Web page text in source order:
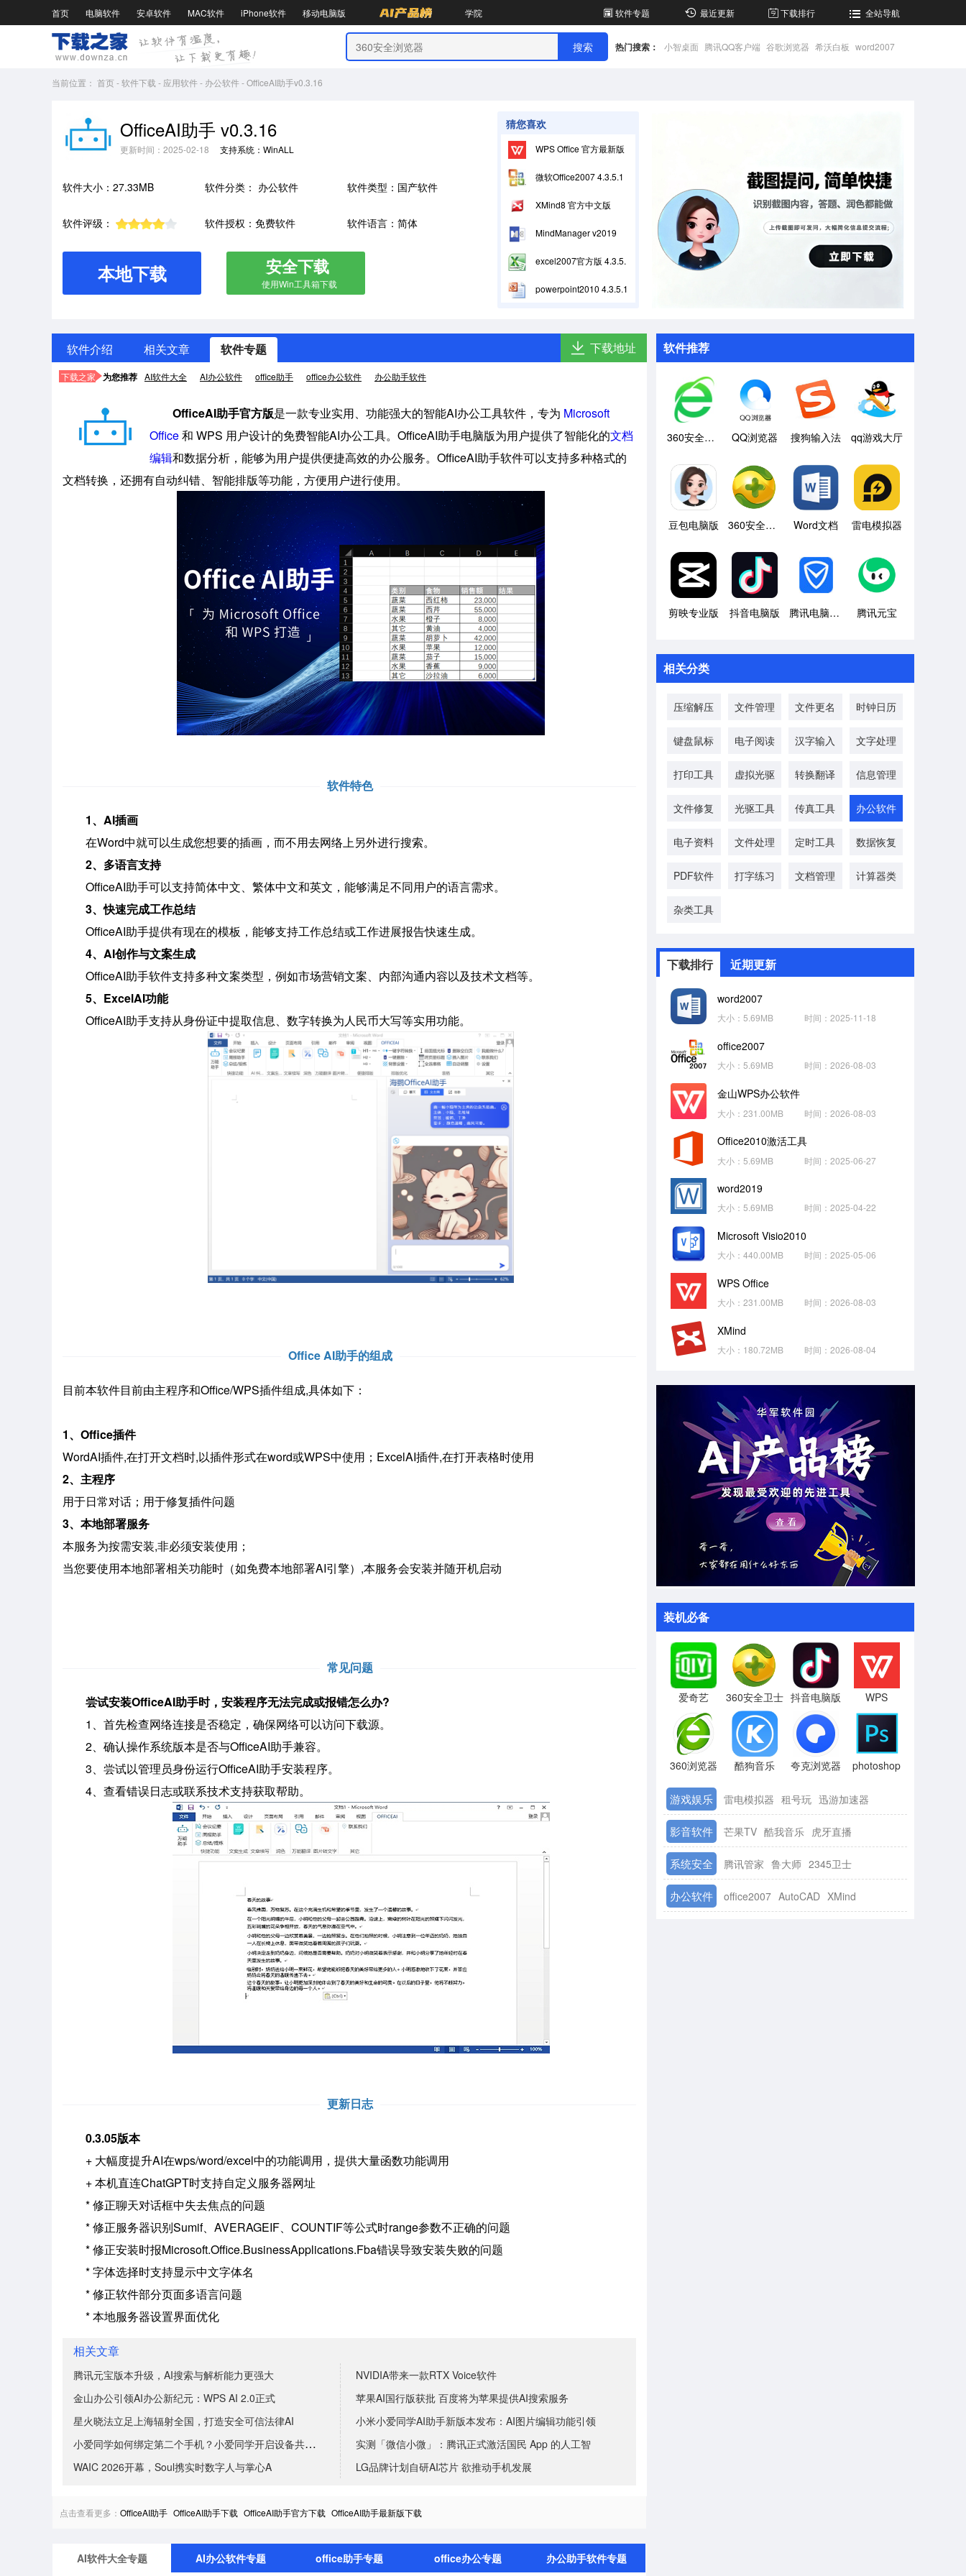
首页 电脑软件 安卓软件 MAC软件 iPhone软件 移动电脑版 学院 软件专题 最近更新 下载排行 全站导航
热门搜索： 小智桌面 腾讯QQ客户端 谷歌浏览器 希沃白板 word2007
当前位置： 首页-软件下载 - 应用软件- 办公软件-OfficeAI助手v0.3.16
OfficeAI助手 v0.3.16
更新时间：2025-02-18 支持系统：WinALL
软件大小：27.33MB 软件分类： 办公软件 软件类型：国产软件
软件评级： 软件授权：免费软件 软件语言：简体
本地下载 安全下载
使用Win工具箱下载
猜您喜欢
WPS Office 官方最新版12.1.0.28043
微软Office2007 4.3.5.10
XMind8 官方中文版
MindManager v2019
excel2007官方版 4.3.5.10
powerpoint2010 4.3.5.10
软件介绍 相关文章 软件专题 下载地址
下载之家 为您推荐 AI软件大全 AI办公软件 office助手 office办公软件 办公助手软件
OfficeAI助手官方版是一款专业实用、功能强大的智能AI办公工具软件，专为 Microsoft
Office和 WPS 用户设计的免费智能AI办公工具。OfficeAI助手电脑版为用户提供了智能化的文档
编辑和数据分析，能够为用户提供便捷高效的办公服务。OfficeAI助手软件可以支持多种格式的
文档转换，还拥有自动纠错、智能排版等功能，方便用户进行使用。
软件特色
1、AI插画
在Word中就可以生成您想要的插画，而不用去网络上另外进行搜索。
2、多语言支持
OfficeAI助手可以支持简体中文、繁体中文和英文，能够满足不同用户的语言需求。
3、快速完成工作总结
OfficeAI助手提供有现在的模板，能够支持工作总结或工作进展报告快速生成。
4、AI创作与文案生成
OfficeAI助手软件支持多种文案类型，例如市场营销文案、内部沟通内容以及技术文档等。
5、ExcelAI功能
OfficeAI助手支持从身份证中提取信息、数字转换为人民币大写等实用功能。
Office AI助手的组成
目前本软件目前由主程序和Office/WPS插件组成,具体如下：
1、Office插件
WordAI插件,在打开文档时,以插件形式在word或WPS中使用；ExcelAI插件,在打开表格时使用
2、主程序
用于日常对话；用于修复插件问题
3、本地部署服务
本服务为按需安装,非必须安装使用；
当您要使用本地部署相关功能时（如免费本地部署AI引擎）,本服务会安装并随开机启动
常见问题
尝试安装OfficeAI助手时，安装程序无法完成或报错怎么办?
1、首先检查网络连接是否稳定，确保网络可以访问下载源。
2、确认操作系统版本是否与OfficeAI助手兼容。
3、尝试以管理员身份运行OfficeAI助手安装程序。
4、查看错误日志或联系技术支持获取帮助。
更新日志
0.3.05版本
+ 大幅度提升AI在wps/word/excel中的功能调用，提供大量函数功能调用
+ 本机直连ChatGPT时支持自定义服务器网址
* 修正聊天对话框中失去焦点的问题
* 修正服务器识别Sumif、AVERAGEIF、COUNTIF等公式时range参数不正确的问题
* 修正安装时报Microsoft.Office.BusinessApplications.Fba错误导致安装失败的问题
* 字体选择时支持显示中文字体名
* 修正软件部分页面多语言问题
* 本地服务器设置界面优化
相关文章
腾讯元宝版本升级，AI搜索与解析能力更强大
NVIDIA带来一款RTX Voice软件
金山办公引领AI办公新纪元：WPS AI 2.0正式
苹果AI国行版获批 百度将为苹果提供AI搜索服务
星火晓法立足上海辐射全国，打造安全可信法律AI
小米小爱同学AI助手新版本发布：AI图片编辑功能引领
小爱同学如何绑定第二个手机？小爱同学开启设备共享方法
实测「微信小微」：腾讯正式激活国民 App 的人工智
WAIC 2026开幕，Soul携实时数字人与掌心A
LG品牌计划自研AI芯片 欲推动手机发展
点击查看更多： OfficeAI助手 OfficeAI助手下载 OfficeAI助手官方下载 OfficeAI助手最新版下载
AI软件大全专题 AI办公软件专题 office助手专题 office办公专题 办公助手软件专题
软件推荐
360安全浏览器 QQ浏览器 搜狗输入法 qq游戏大厅
豆包电脑版 360安全卫士 Word文档 雷电模拟器
剪映专业版 抖音电脑版 腾讯电脑管家 腾讯元宝
相关分类
压缩解压 文件管理 文件更名 时钟日历
键盘鼠标 电子阅读 汉字输入 文字处理
打印工具 虚拟光驱 转换翻译 信息管理
文件修复 光驱工具 传真工具 办公软件
电子资料 文件处理 定时工具 数据恢复
PDF软件 打字练习 文档管理 计算器类
杂类工具
下载排行 近期更新
word2007
大小：5.69MB 时间：2025-11-18
office2007
大小：5.69MB 时间：2026-08-03
金山WPS办公软件
大小：231.00MB 时间：2026-08-03
Office2010激活工具
大小：5.69MB 时间：2025-06-27
word2019
大小：5.69MB 时间：2025-04-22
Microsoft Visio2010
大小：440.00MB 时间：2025-05-06
WPS Office
大小：231.00MB 时间：2026-08-03
XMind
大小：180.72MB 时间：2026-08-04
装机必备
爱奇艺 360安全卫士 抖音电脑版 WPS
360浏览器 酷狗音乐 夸克浏览器 photoshop
游戏娱乐 雷电模拟器 租号玩 迅游加速器
影音软件 芒果TV 酷我音乐 虎牙直播
系统安全 腾讯管家 鲁大师 2345卫士
办公软件 office2007 AutoCAD XMind